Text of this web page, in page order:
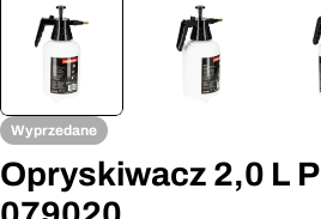
Wyprzedane
Opryskiwacz 2,0 L